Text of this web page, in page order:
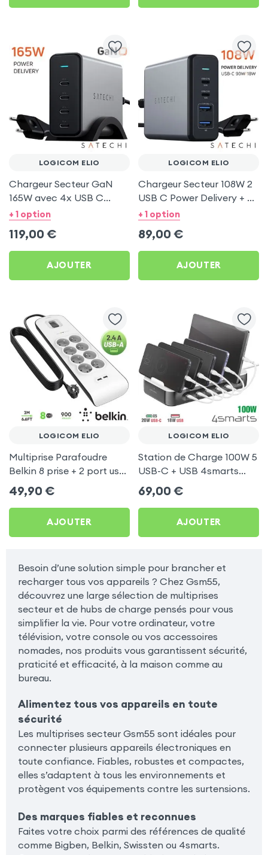
LOGICOM ELIO
Chargeur Secteur GaN
165W avec 4x USB C
Power Delivery, Câble
+ 1 option
119,00 €
AJOUTER
LOGICOM ELIO
Chargeur Secteur 108W 2
USB C Power Delivery + 2
USB, Câble Secteur,
+ 1 option
89,00 €
AJOUTER
LOGICOM ELIO
Multiprise Parafoudre
Belkin 8 prise + 2 port usb
2.4A, cable de 2 metre,
Bouton d'alimentation
49,90 €
AJOUTER
LOGICOM ELIO
Station de Charge 100W 5
USB-C + USB 4smarts
pour Logicom Elio
69,00 €
AJOUTER
Besoin d’une solution simple pour brancher et
recharger tous vos appareils ? Chez Gsm55,
découvrez une large sélection de multiprises
secteur et de hubs de charge pensés pour vous
simplifier la vie. Pour votre ordinateur, votre
télévision, votre console ou vos accessoires
nomades, nos produits vous garantissent sécurité,
praticité et efficacité, à la maison comme au
bureau.
Alimentez tous vos appareils en toute
sécurité
Les multiprises secteur Gsm55 sont idéales pour
connecter plusieurs appareils électroniques en
toute confiance. Fiables, robustes et compactes,
elles s’adaptent à tous les environnements et
protègent vos équipements contre les surtensions.
Des marques fiables et reconnues
Faites votre choix parmi des références de qualité
comme Bigben, Belkin, Swissten ou 4smarts.